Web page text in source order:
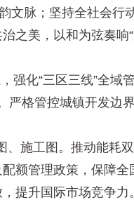
文脉；坚持全社会行
美，以和为弦奏响“
化“三区三线”全域
格管控城镇开发边
施工图。推动能耗
额管理政策，保障
提升国际市场竞争